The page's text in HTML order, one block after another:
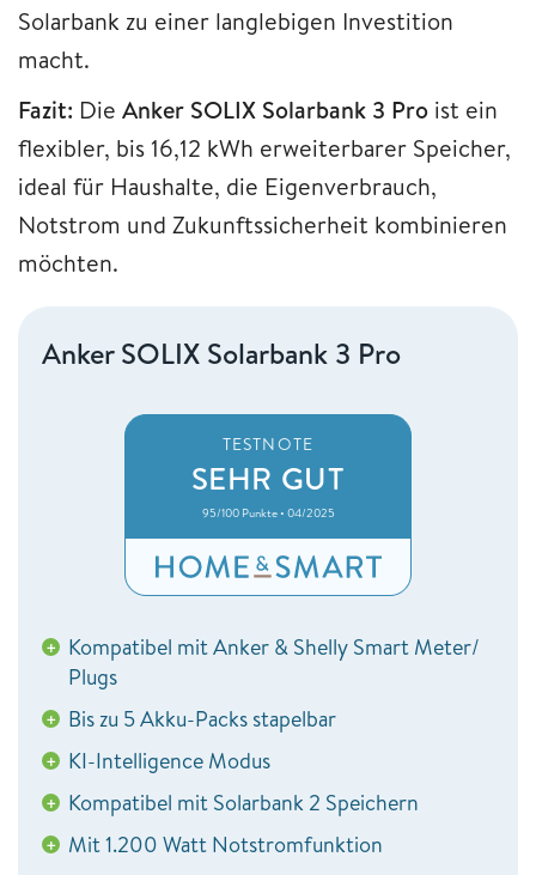
Solarbank zu einer langlebigen Investition
macht.
Fazit: Die Anker SOLIX Solarbank 3 Pro ist ein
flexibler, bis 16,12 kWh erweiterbarer Speicher,
ideal für Haushalte, die Eigenverbrauch,
Notstrom und Zukunftssicherheit kombinieren
möchten.
Anker SOLIX Solarbank 3 Pro
TESTNOTE
SEHR GUT
95/100 Punkte • 04/2025
+ Kompatibel mit Anker & Shelly Smart Meter/
Plugs
+ Bis zu 5 Akku-Packs stapelbar
+ KI-Intelligence Modus
+ Kompatibel mit Solarbank 2 Speichern
+ Mit 1.200 Watt Notstromfunktion